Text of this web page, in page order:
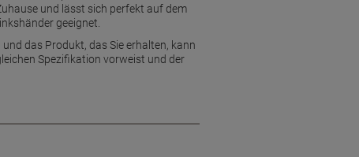
und lässt sich perfekt auf dem
geeignet.
das Produkt, das Sie erhalten, kann
Spezifikation vorweist und der